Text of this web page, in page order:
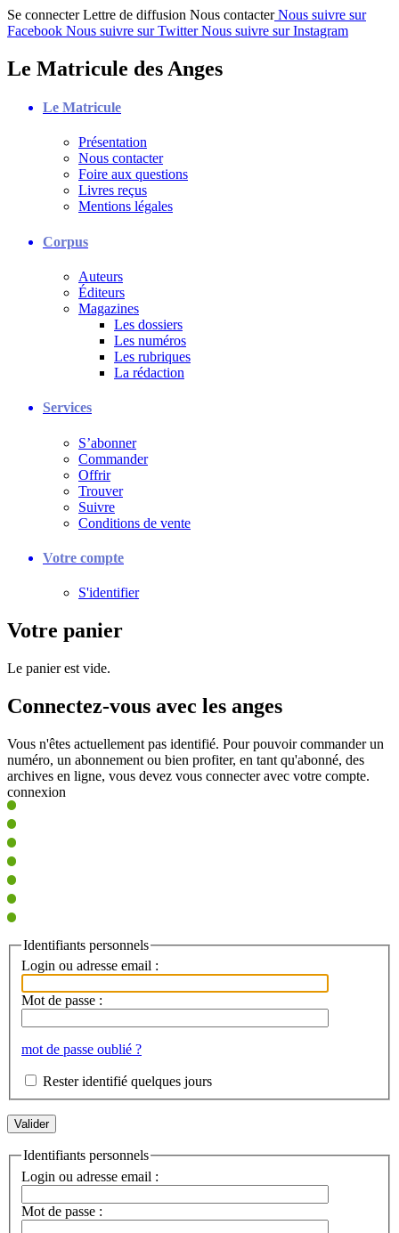
Se connecter Lettre de diffusion Nous contacter Nous suivre sur
Facebook Nous suivre sur Twitter Nous suivre sur Instagram
Le Matricule des Anges
Le Matricule
Présentation
Nous contacter
Foire aux questions
Livres reçus
Mentions légales
Corpus
Auteurs
Éditeurs
Magazines
Les dossiers
Les numéros
Les rubriques
La rédaction
Services
S’abonner
Commander
Offrir
Trouver
Suivre
Conditions de vente
Votre compte
S'identifier
Votre panier
Le panier est vide.
Connectez-vous avec les anges
Vous n'êtes actuellement pas identifié. Pour pouvoir commander un
numéro, un abonnement ou bien profiter, en tant qu'abonné, des
archives en ligne, vous devez vous connecter avec votre compte.
connexion
Identifiants personnels
Login ou adresse email :
Mot de passe :
mot de passe oublié ?
Rester identifié quelques jours
Identifiants personnels
Login ou adresse email :
Mot de passe :